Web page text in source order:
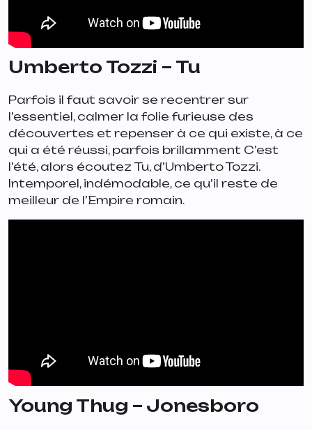
Umberto Tozzi – Tu
Parfois il faut savoir se recentrer sur
l’essentiel, calmer la folie furieuse des
découvertes et repenser à ce qui existe, à ce
qui a été réussi, parfois brillamment C’est
l’été, alors écoutezTu, d’Umberto Tozzi.
Intemporel, indémodable, ce qu’il reste de
meilleur de l’Empire romain.
Young Thug – Jonesboro